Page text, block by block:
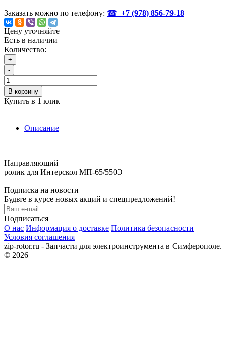
Заказать можно по телефону: ☎ +7 (978) 856-79-18
Цену уточняйте
Есть в наличии
Количество:
+
-
В корзину
Купить в 1 клик
Описание
Направляющий
ролик для Интерскол МП-65/550Э
Подписка на новости
Будьте в курсе новых акций и спецпредложений!
Подписаться
О нас Информация о доставке Политика безопасности
Условия соглашения
zip-rotor.ru - Запчасти для электроинструмента в Симферополе.
© 2026